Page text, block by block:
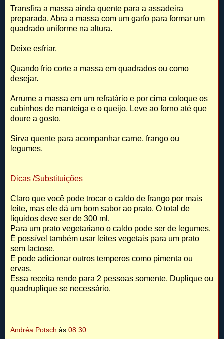
Transfira a massa ainda quente para a assadeira
preparada. Abra a massa com um garfo para formar um
quadrado uniforme na altura.
Deixe esfriar.
Quando frio corte a massa em quadrados ou como
desejar.
Arrume a massa em um refratário e por cima coloque os
cubinhos de manteiga e o queijo. Leve ao forno até que
doure a gosto.
Sirva quente para acompanhar carne, frango ou
legumes.
Dicas /Substituições
Claro que você pode trocar o caldo de frango por mais
leite, mas ele dá um bom sabor ao prato. O total de
líquidos deve ser de 300 ml.
Para um prato vegetariano o caldo pode ser de legumes.
É possível também usar leites vegetais para um prato
sem lactose.
E pode adicionar outros temperos como pimenta ou
ervas.
Essa receita rende para 2 pessoas somente. Duplique ou
quadruplique se necessário.
Andréa Potsch às 08:30